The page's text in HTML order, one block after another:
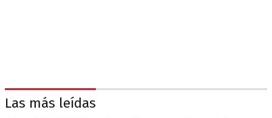
Las más leídas